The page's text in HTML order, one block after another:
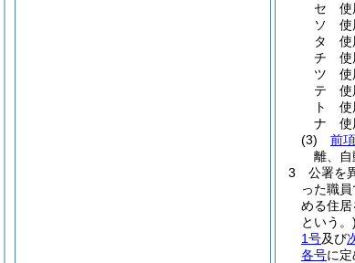
セ
使
ソ
使
タ
使
チ
使
ツ
使
テ
使
ト
使
ナ
使
(3)
前
離、自
3
公署を
った職
める住
という。)
1号及び
各号に定